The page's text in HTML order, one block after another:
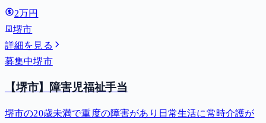
以降は15,000円）、中学生は月額10,000円。
2万円
堺市
詳細を見る
募集中堺市
【堺市】障害児福祉手当
堺市の20歳未満で重度の障害があり日常生活に常時介護が